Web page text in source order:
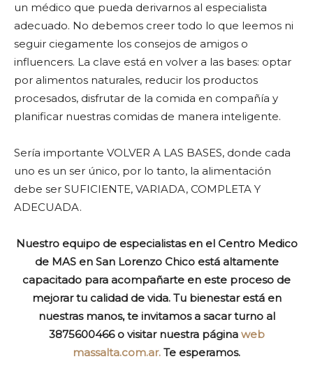
un médico que pueda derivarnos al especialista
adecuado. No debemos creer todo lo que leemos ni
seguir ciegamente los consejos de amigos o
influencers. La clave está en volver a las bases: optar
por alimentos naturales, reducir los productos
procesados, disfrutar de la comida en compañía y
planificar nuestras comidas de manera inteligente.
Sería importante VOLVER A LAS BASES, donde cada
uno es un ser único, por lo tanto, la alimentación
debe ser SUFICIENTE, VARIADA, COMPLETA Y
ADECUADA.
Nuestro equipo de especialistas en el Centro Medico
de MAS en San Lorenzo Chico está altamente
capacitado para acompañarte en este proceso de
mejorar tu calidad de vida. Tu bienestar está en
nuestras manos, te invitamos a sacar turno al
3875600466 o visitar nuestra página web
massalta.com.ar. Te esperamos.